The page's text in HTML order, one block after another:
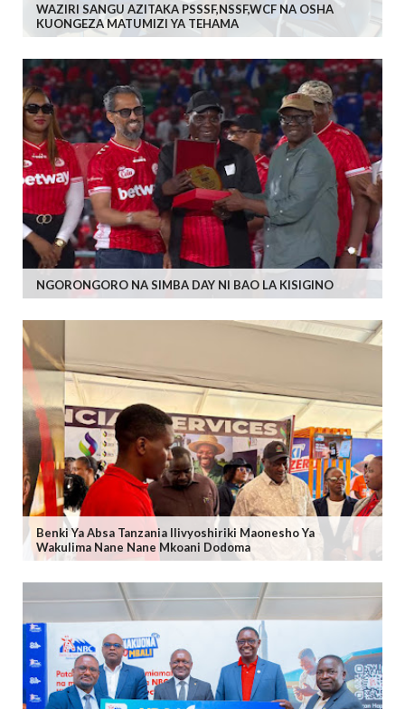
WAZIRI SANGU AZITAKA PSSSF,NSSF,WCF NA OSHA
KUONGEZA MATUMIZI YA TEHAMA
NGORONGORO NA SIMBA DAY NI BAO LA KISIGINO
Benki Ya Absa Tanzania Ilivyoshiriki Maonesho Ya
Wakulima Nane Nane Mkoani Dodoma